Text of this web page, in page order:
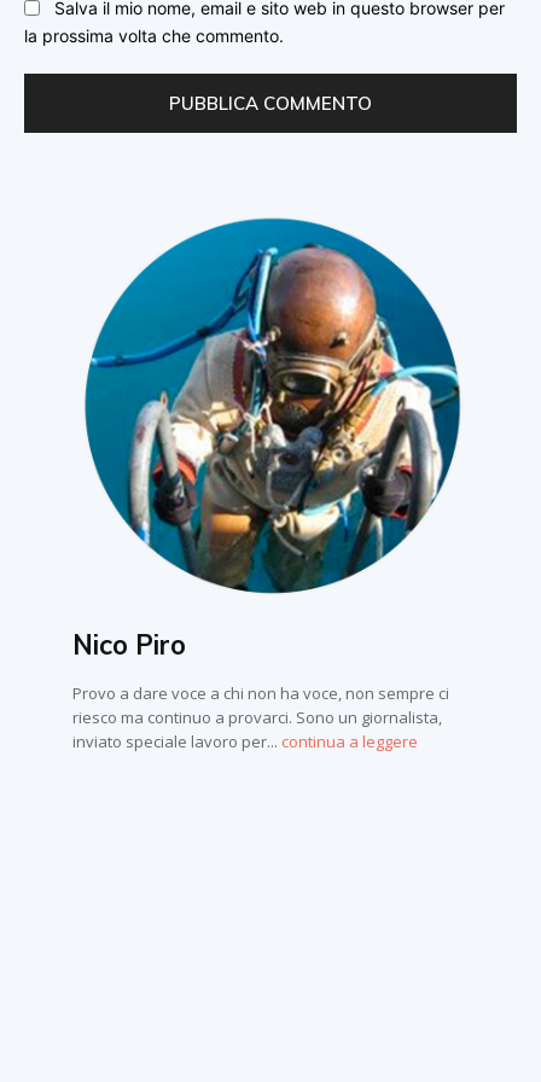
Salva il mio nome, email e sito web in questo browser per
la prossima volta che commento.
Nico Piro
Provo a dare voce a chi non ha voce, non sempre ci
riesco ma continuo a provarci. Sono un giornalista,
inviato speciale lavoro per... continua a leggere